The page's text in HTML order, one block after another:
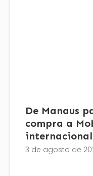
De Manaus
compra a
3 de agosto de